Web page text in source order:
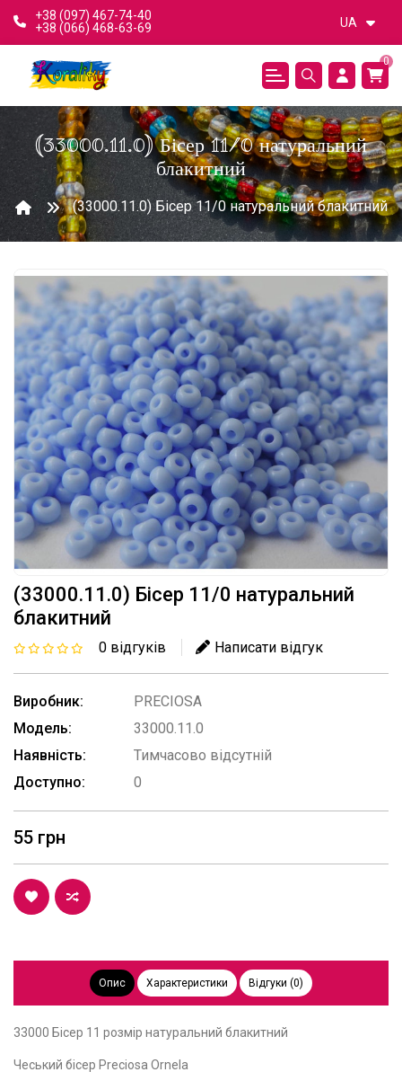
+38 (097) 467-74-40
+38 (066) 468-63-69
UA
0
(33000.11.0) Бісер 11/0 натуральний
блакитний
(33000.11.0) Бісер 11/0 натуральний блакитний
(33000.11.0) Бісер 11/0 натуральний
блакитний
0 відгуків Написати відгук
Виробник:
PRECIOSA
Модель:
33000.11.0
Наявність:
Тимчасово відсутній
Доступно:
0
55 грн
Опис Характеристики Відгуки (0)
33000 Бісер 11 розмір натуральний блакитний
Чеський бісер Preciosa Ornela